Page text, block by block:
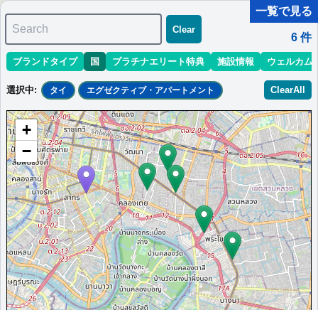
マリオット最新情報ホテル情報(アジア)ホテル特典攻略
1 - 6 件 / 全 6 件
並び替え: 最低価格目安 開業時期 エリア 地域
サトーン・ビスタ・バンコク・マリオッ
ト・エグゼクティブ・アパートメント
プール、レストラン、豪華な部屋が自慢の、タイ、バンコクのフ
ルサービスアパートメント。
タイバンコク
開業:2008年最低価格目安:￥3,324 THB情報サイト:trimskip
Marriott Bonvoyで価格をみる
プラチナエリート特典：クラブラウンジなし,客室アップグレード有
その他情報：塩水プール,24時間フィットネスセンター
一覧で見る
Search
Clear
6 件
ブランドタイプ 国 プラチナエリート特典 施設情報 ウェルカム
選択中: タイ エグゼクティブ・アパートメント ClearAll
+
−